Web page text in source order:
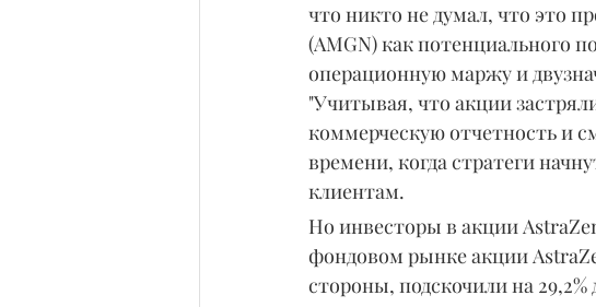
что никто не думал, что это
(AMGN) как потенциального
операционную маржу и
"Учитывая, что акции
коммерческую отчетность и
времени, когда стратеги
клиентам.
Но инвесторы в акции
фондовом рынке акции
стороны, подскочили на 29,2%